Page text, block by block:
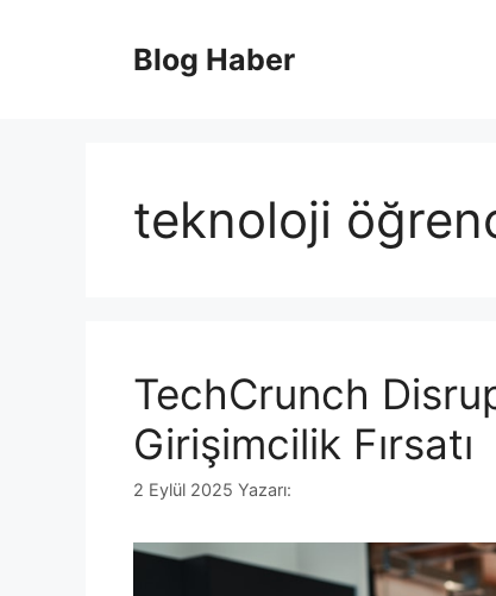
Blog Haber
teknoloji
TechCrunch
Girişimcilik Fırsatı
2 Eylül 2025 Yazarı: